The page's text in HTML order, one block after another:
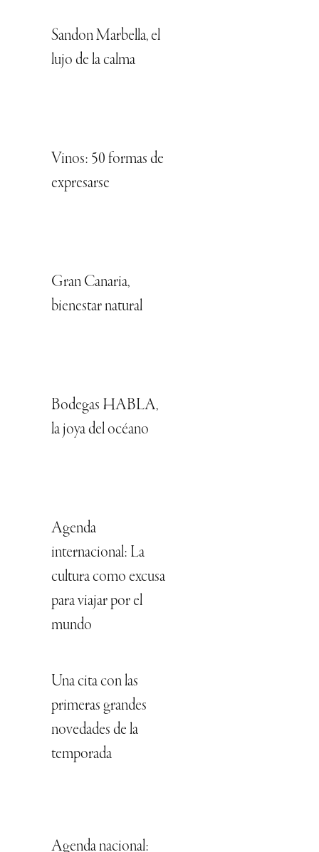
Sandon Marbella, el
lujo de la calma
Vinos: 50 formas de
expresarse
Gran Canaria,
bienestar natural
Bodegas HABLA,
la joya del océano
Agenda
internacional: La
cultura como excusa
para viajar por el
mundo
Una cita con las
primeras grandes
novedades de la
temporada
Agenda nacional: